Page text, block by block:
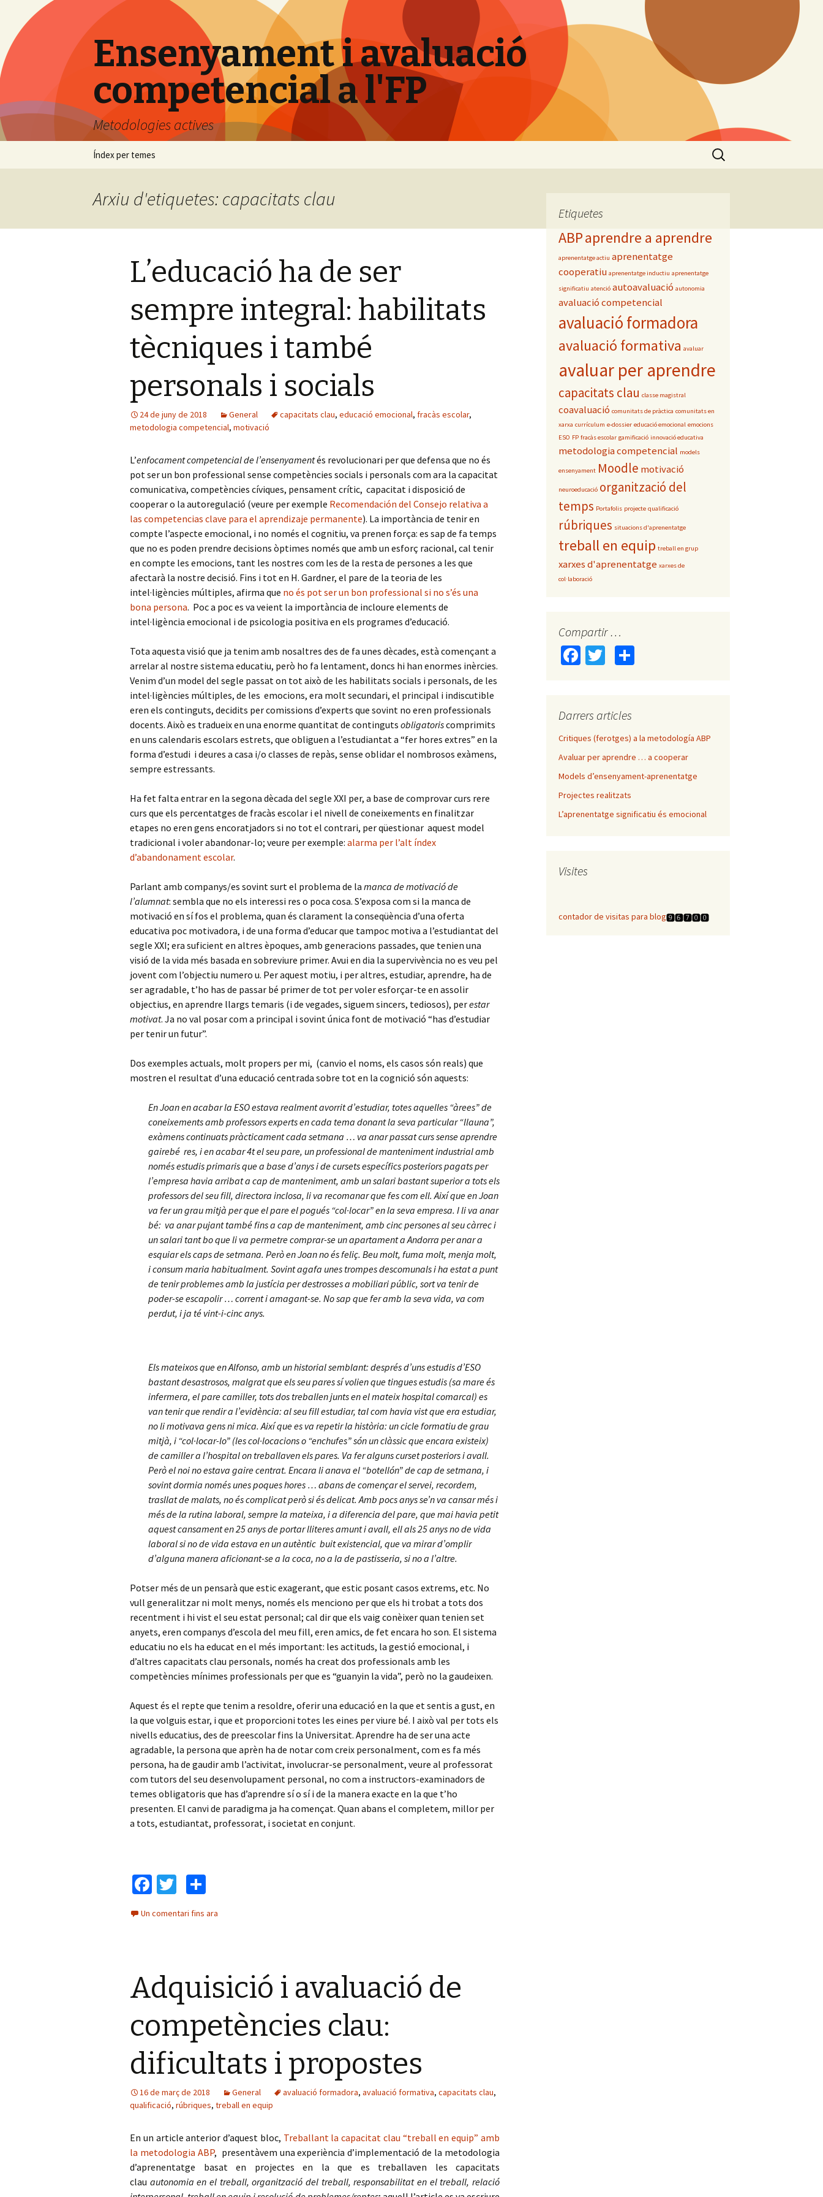
Ensenyament i avaluació
competencial a l'FP
Metodologies actives
Vés
Índex per temes Cerca:
Arxiu d'etiquetes: capacitats clau
L’educació ha de ser
sempre integral: habilitats
tècniques i també
personals i socials
24 de juny de 2018 General capacitats clau, educació emocional, fracàs escolar,
metodologia competencial, motivació
L’enfocament competencial de l’ensenyamentés revolucionari per que defensa que no és
pot ser un bon professional sense competències socials i personals com ara la capacitat
comunicativa, competències cíviques, pensament crític, capacitat i disposició de
cooperar o la autoregulació (veure per exemple Recomendación del Consejo relativa a
las competencias clave para el aprendizaje permanente). La importància de tenir en
compte l’aspecte emocional, i no només el cognitiu, va prenen força: es sap de fa temps
que no es poden prendre decisions òptimes només que amb un esforç racional, cal tenir
en compte les emocions, tant les nostres com les de la resta de persones a les que
afectarà la nostre decisió. Fins i tot en H. Gardner, el pare de la teoria de les
intel·ligències múltiples, afirma que no és pot ser un bon professional si no s’és una
bona persona. Poc a poc es va veient la importància de incloure elements de
intel·ligència emocional i de psicologia positiva en els programes d’educació.
Tota aquesta visió que ja tenim amb nosaltres des de fa unes dècades, està començant a
arrelar al nostre sistema educatiu, però ho fa lentament, doncs hi han enormes inèrcies.
Venim d’un model del segle passat on tot això de les habilitats socials i personals, de les
intel·ligències múltiples, de les emocions, era molt secundari, el principal i indiscutible
eren els continguts, decidits per comissions d’experts que sovint no eren professionals
docents. Això es tradueix en una enorme quantitat de continguts obligatoriscomprimits
en uns calendaris escolars estrets, que obliguen a l’estudiantat a “fer hores extres” en la
forma d’estudi i deures a casa i/o classes de repàs, sense oblidar el nombrosos exàmens,
sempre estressants.
Ha fet falta entrar en la segona dècada del segle XXI per, a base de comprovar curs rere
curs que els percentatges de fracàs escolar i el nivell de coneixements en finalitzar
etapes no eren gens encoratjadors si no tot el contrari, per qüestionar aquest model
tradicional i voler abandonar-lo; veure per exemple: alarma per l’alt índex
d’abandonament escolar.
Parlant amb companys/es sovint surt el problema de la manca de motivació de
l’alumnat: sembla que no els interessi res o poca cosa. S’exposa com si la manca de
motivació en sí fos el problema, quan és clarament la conseqüència d’una oferta
educativa poc motivadora, i de una forma d’educar que tampoc motiva a l’estudiantat del
segle XXI; era suficient en altres èpoques, amb generacions passades, que tenien una
visió de la vida més basada en sobreviure primer. Avui en dia la supervivència no es veu pel
jovent com l’objectiu numero u. Per aquest motiu, i per altres, estudiar, aprendre, ha de
ser agradable, t’ho has de passar bé primer de tot per voler esforçar-te en assolir
objectius, en aprendre llargs temaris (i de vegades, siguem sincers, tediosos), perestar
motivat. Ja no val posar com a principal i sovint única font de motivació “has d’estudiar
per tenir un futur”.
Dos exemples actuals, molt propers per mi, (canvio el noms, els casos són reals) que
mostren el resultat d’una educació centrada sobre tot en la cognició són aquests:
En Joan en acabar la ESO estava realment avorrit d’estudiar, totes aquelles “àrees” de
coneixements amb professors experts en cada tema donant la seva particular “llauna”,
exàmens continuats pràcticament cada setmana … va anar passat curs sense aprendre
gairebé res, i en acabar 4t el seu pare, un professional de manteniment industrial amb
només estudis primaris que a base d’anys i de cursets específics posteriors pagats per
l’empresa havia arribat a cap de manteniment, amb un salari bastant superior a tots els
professors del seu fill, directora inclosa, li va recomanar que fes com ell. Així que en Joan
va fer un grau mitjà per que el pare el pogués “col·locar” en la seva empresa. I li va anar
bé: va anar pujant també fins a cap de manteniment, amb cinc persones al seu càrrec i
un salari tant bo que li va permetre comprar-se un apartament a Andorra per anar a
esquiar els caps de setmana. Però en Joan no és feliç. Beu molt, fuma molt, menja molt,
i consum maria habitualment. Sovint agafa unes trompes descomunals i ha estat a punt
de tenir problemes amb la justícia per destrosses a mobiliari públic, sort va tenir de
poder-se escapolir … corrent i amagant-se. No sap que fer amb la seva vida, va com
perdut, i ja té vint-i-cinc anys.
Els mateixos que en Alfonso, amb un historial semblant: després d’uns estudis d’ESO
bastant desastrosos, malgrat que els seu pares sí volien que tingues estudis (sa mare és
infermera, el pare camiller, tots dos treballen junts en el mateix hospital comarcal) es
van tenir que rendir a l’evidència: al seu fill estudiar, tal com havia vist que era estudiar,
no li motivava gens ni mica. Així que es va repetir la història: un cicle formatiu de grau
mitjà, i “col·locar-lo” (les col·locacions o “enchufes” són un clàssic que encara existeix)
de camiller a l’hospital on treballaven els pares. Va fer alguns curset posteriors i avall.
Però el noi no estava gaire centrat. Encara li anava el “botellón” de cap de setmana, i
sovint dormia només unes poques hores … abans de començar el servei, recordem,
trasllat de malats, no és complicat però si és delicat. Amb pocs anys se’n va cansar més i
més de la rutina laboral, sempre la mateixa, i a diferencia del pare, que mai havia petit
aquest cansament en 25 anys de portar lliteres amunt i avall, ell als 25 anys no de vida
laboral si no de vida estava en un autèntic buit existencial, que va mirar d’omplir
d’alguna manera aficionant-se a la coca, no a la de pastisseria, si no a l’altre.
Potser més de un pensarà que estic exagerant, que estic posant casos extrems, etc. No
vull generalitzar ni molt menys, només els menciono per que els hi trobat a tots dos
recentment i hi vist el seu estat personal; cal dir que els vaig conèixer quan tenien set
anyets, eren companys d’escola del meu fill, eren amics, de fet encara ho son. El sistema
educatiu no els ha educat en el més important: les actituds, la gestió emocional, i
d’altres capacitats clau personals, només ha creat dos professionals amb les
competències mínimes professionals per que es “guanyin la vida”, però no la gaudeixen.
Aquest és el repte que tenim a resoldre, oferir una educació en la que et sentis a gust, en
la que volguis estar, i que et proporcioni totes les eines per viure bé. I això val per tots els
nivells educatius, des de preescolar fins la Universitat. Aprendre ha de ser una acte
agradable, la persona que aprèn ha de notar com creix personalment, com es fa més
persona, ha de gaudir amb l’activitat, involucrar-se personalment, veure al professorat
com tutors del seu desenvolupament personal, no com a instructors-examinadors de
temes obligatoris que has d’aprendre sí o sí i de la manera exacte en la que t’ho
presenten. El canvi de paradigma ja ha començat. Quan abans el completem, millor per
a tots, estudiantat, professorat, i societat en conjunt.
Fa
b
k
T
wi
tt
m
te
ix
Un comentari fins ara
Adquisició i avaluació de
competències clau:
dificultats i propostes
16 de març de 2018 General avaluació formadora, avaluació formativa, capacitats clau,
qualificació, rúbriques, treball en equip
En un article anterior d’aquest bloc, Treballant la capacitat clau “treball en equip” amb
la metodologia ABP, presentàvem una experiència d’implementació de la metodologia
d’aprenentatge basat en projectes en la que es treballaven les capacitats
clau autonomia en el treball, organització del treball, responsabilitat en el treball, relació
Etiquetes
ABPaprendre a aprendre
aprenentatge actiu aprenentatge
cooperatiu aprenentatge inductiu aprenentatge
significatiu atenció autoavaluació autonomia
avaluació competencial
avaluació formadora
avaluació formativa avaluar
avaluar per aprendre
capacitats clau classe magistral
coavaluació comunitats de pràctica comunitats en
xarxa currículum e-dossier educació emocional emocions
ESO FP fracàs escolar gamificació innovació educativa
metodologia competencial models
ensenyament Moodle motivació
neuroeducació organització del
temps Portafolis projecte qualificació
rúbriques situacions d'aprenentatge
treball en equip treball en grup
xarxes d'aprenentatge xarxes de
col·laboració
Compartir …
Fa
o
o
k
T
er
ar
te
ix
Darrers articles
Critiques (ferotges) a la metodología ABP
Avaluar per aprendre … a cooperar
Models d’ensenyament-aprenentatge
Projectes realitzats
L’aprenentatge significatiu és emocional
Visites
contador de visitas para blog